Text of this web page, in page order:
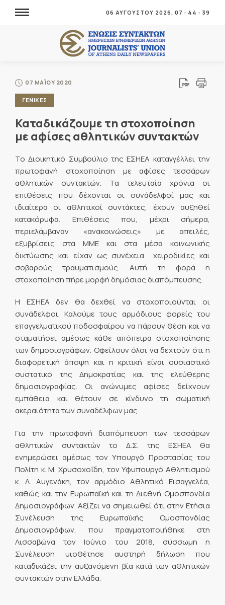
06 ΑΥΓΟΥΣΤΟΥ 2026, 40
07 ΜΑΪΟΥ 2020
ΓΕΝΙΚΕΣ
Καταδικάζουμε τη στοχοποίηση
με αφίσες αθλητικών συντακτών
Το Διοικητικό Συμβούλιο της ΕΣΗΕΑ καταγγέλλει την
πρωτοφανή στοχοποίηση με αφίσες τεσσάρων
αθλητικών συντακτών. Τα τελευταία χρόνια οι
επιθέσεις που δέχονται οι συνάδελφοί μας και
ιδιαίτερα οι αθλητικοί συντάκτες, έχουν αυξηθεί
κατακόρυφα. Επιθέσεις που, μέχρι σήμερα,
περιελάμβαναν «ανακοινώσεις» με απειλές,
εξυβρίσεις στα ΜΜΕ και στα μέσα κοινωνικής
δικτύωσης και είχαν ως συνέχεια χειροδικίες και
σοβαρούς τραυματισμούς. Αυτή τη φορά η
στοχοποίηση πήρε μορφή δημόσιας διαπόμπευσης.
Η ΕΣΗΕΑ δεν θα δεχθεί να στοχοποιούνται οι
συνάδελφοι. Καλούμε τους αρμόδιους φορείς του
επαγγελματικού ποδοσφαίρου να πάρουν θέση και να
σταματήσει αμέσως κάθε απόπειρα στοχοποίησης
των δημοσιογράφων. Οφείλουν όλοι να δεχτούν ότι η
διαφορετική άποψη και η κριτική είναι ουσιαστικό
συστατικό της Δημοκρατίας και της ελεύθερης
δημοσιογραφίας. Οι ανώνυμες αφίσες δείχνουν
εμπάθεια και θέτουν σε κίνδυνο τη σωματική
ακεραιότητα των συναδέλφων μας.
Για την πρωτοφανή διαπόμπευση των τεσσάρων
αθλητικών συντακτών το Δ.Σ. της ΕΣΗΕΑ θα
ενημερώσει αμέσως τον Υπουργό Προστασίας του
Πολίτη κ. Μ. Χρυσοχοΐδη, τον Υφυπουργό Αθλητισμού
κ. Λ. Αυγενάκη, τον αρμόδιο Αθλητικό Εισαγγελέα,
καθώς και την Ευρωπαϊκή και τη Διεθνή Ομοσπονδία
Δημοσιογράφων. Αξίζει να σημειωθεί ότι στην Ετήσια
Συνέλευση της Ευρωπαϊκής Ομοσπονδίας
Δημοσιογράφων, που πραγματοποιήθηκε στη
Λισσαβώνα τον Ιούνιο του 2018, σύσσωμη η
Συνέλευση υιοθέτησε αυστηρή δήλωση που
καταδικάζει την αυξανόμενη βία κατά των αθλητικών
συντακτών στην Ελλάδα.